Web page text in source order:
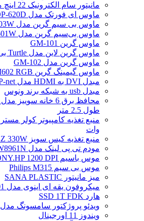
مانیتور سام الکترونیک 22 اینچ مدل S22RF625
ماوس ای فورتک مدل OP-620D
ماوس بی سیم گرین مدل GM403W
ماوس بی‌سیم گرین مدل GM-501W
ماوس گرین GM-101
ماوس گرین لاین مدل Turtle بی سیم
ماوس گرین مدل GM-102
ماوس گیمینگ گرین GM602 RGB
مبدل DVI به HDMI مدل P-net
مبدل usb به شبکه برند ونوس
طول 2.5 متر
وات
منبع تغذیه کیس سویز POWER SWIZZ 330W
مودم تی پی لینک مدل TD W8961N
موس باسیم DELL.SONY.HP 1200 DPI
موس بی سیم Philips M315
میز مانیتور SANA PLASTIC
میکروفون یقه ای اینوی مدل YW-001
هارد SSD 1T FDK
ویدئو پروژکتور سامسونگ مدل The Freestyle
ویندوز 11 اورجینال